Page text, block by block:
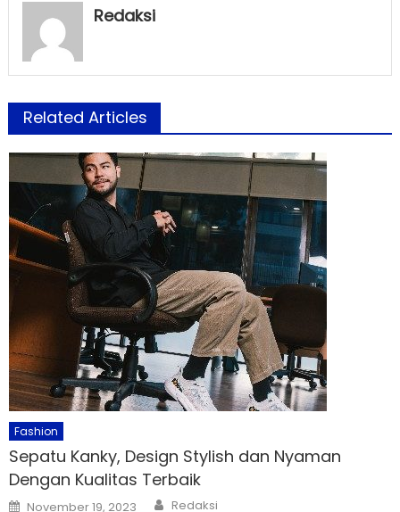
Redaksi
Related Articles
Fashion
Sepatu Kanky, Design Stylish dan Nyaman
Dengan Kualitas Terbaik
Posted
November 19, 2023 Author
Redaksi